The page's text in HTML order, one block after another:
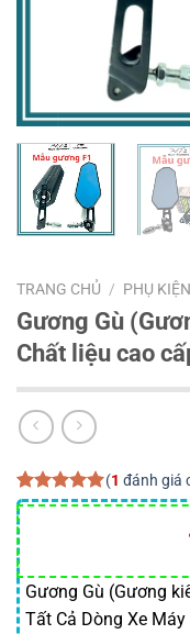
TRANG CHỦ / PHỤ
Gương Gù
Chất liệu cao
5.00trên 5
dựa trên
1
đánh giá
(1 đánh giá
Gương Gù (Gương
Tất Cả Dòng Xe